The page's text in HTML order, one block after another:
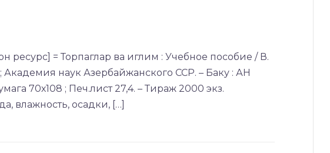
ресурс] = Торпаглар ва иглим : Учебное пособие / В.
наук Азербайжанского ССР. – Баку : АН
70х108 ; Печ.лист 27,4. – Тираж 2000 экз.
влажность, осадки, […]